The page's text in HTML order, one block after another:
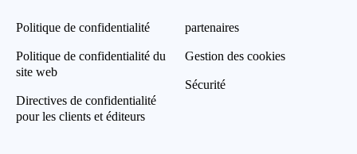
Politique de confidentialité
Politique de confidentialité du
site web
Directives de confidentialité
pour les clients et éditeurs
partenaires
Gestion des cookies
Sécurité